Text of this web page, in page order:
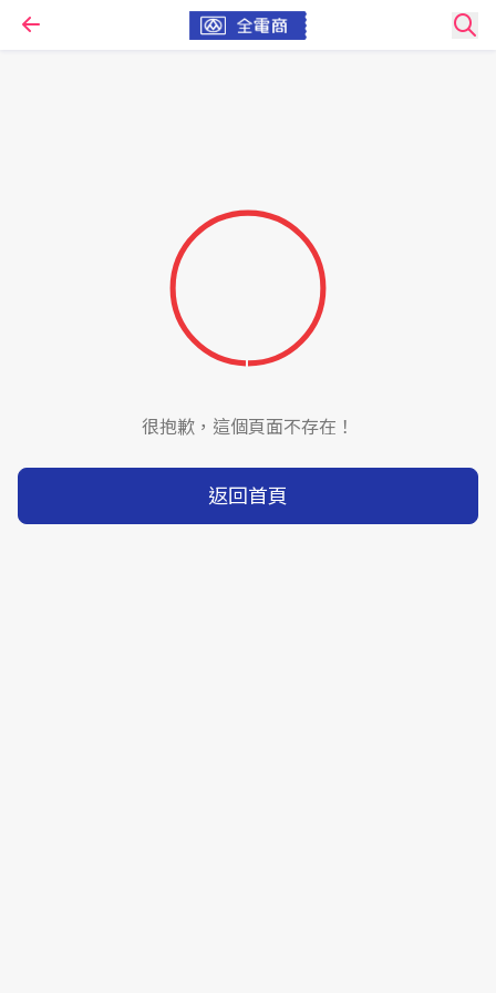
很抱歉，這個頁面不存在！
返回首頁